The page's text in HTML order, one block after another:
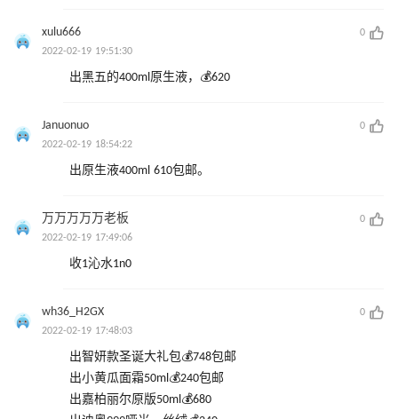
xulu666
0
2022-02-19 19:51:30
出黑五的400ml原生液，💰620
Januonuo
0
2022-02-19 18:54:22
出原生液400ml 610包邮。
万万万万万老板
0
2022-02-19 17:49:06
收1沁水1n0
wh36_H2GX
0
2022-02-19 17:48:03
出智妍款圣诞大礼包💰748包邮
出小黄瓜面霜50ml💰240包邮
出嘉柏丽尔原版50ml💰680